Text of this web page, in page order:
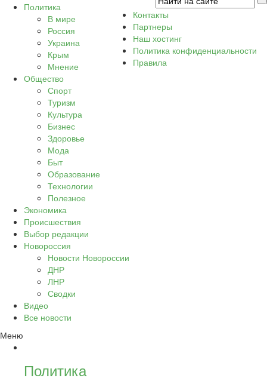
Политика
В мире
Россия
Украина
Крым
Мнение
Общество
Спорт
Туризм
Культура
Бизнес
Здоровье
Мода
Быт
Образование
Технологии
Полезное
Экономика
Происшествия
Выбор редакции
Новороссия
Новости Новороссии
ДНР
ЛНР
Сводки
Видео
Все новости
Меню
Политика
Контакты
Партнеры
Наш хостинг
Политика конфиденциальности
Правила